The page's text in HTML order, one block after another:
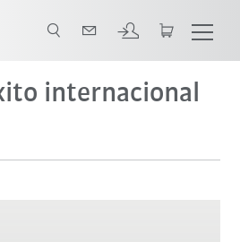
internacional